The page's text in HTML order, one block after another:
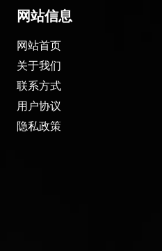
网站信息
网站首页
关于我们
联系方式
用户协议
隐私政策